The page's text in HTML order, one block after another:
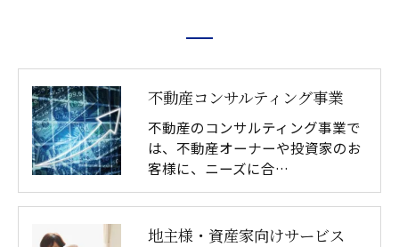
不動産コンサルティング事業
不動産のコンサルティング事業で
は、不動産オーナーや投資家のお
客様に、ニーズに合…
地主様・資産家向けサービス